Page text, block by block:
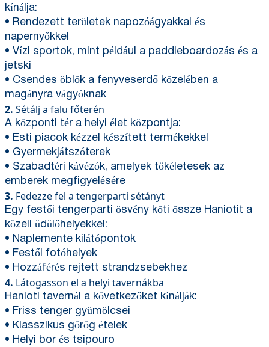
kínálja:
• Rendezett területek napozóágyakkal és
napernyőkkel
• Vízi sportok, mint például a paddleboardozás és a
jetski
• Csendes öblök a fenyveserdő közelében a
magányra vágyóknak
2. Sétálj a falu főterén
A központi tér a helyi élet központja:
• Esti piacok kézzel készített termékekkel
• Gyermekjátszóterek
• Szabadtéri kávézók, amelyek tökéletesek az
emberek megfigyelésére
3. Fedezze fel a tengerparti sétányt
Egy festői tengerparti ösvény köti össze Haniotit a
közeli üdülőhelyekkel:
• Naplemente kilátópontok
• Festői fotóhelyek
• Hozzáférés rejtett strandzsebekhez
4. Látogasson el a helyi tavernákba
Hanioti tavernái a következőket kínálják:
• Friss tenger gyümölcsei
• Klasszikus görög ételek
• Helyi bor és tsipouro